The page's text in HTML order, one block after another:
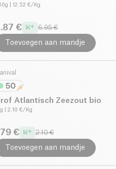
| 12.52 €/Kg
€ 6.95 €
Toevoegen aan mandje
Atlantisch Zeezout bio
| 2.10 €/Kg
€ 2.10 €
Toevoegen aan mandje